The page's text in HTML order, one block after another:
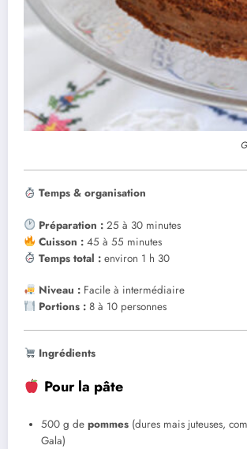
Temps & organisation
Préparation : 25 à 30 minutes
Cuisson : 45 à 55 minutes
Temps total : environ 1 h 30
Niveau : Facile à intermédiaire
Portions : 8 à 10 personnes
Ingrédients
Pour la pâte
500 g de pommes (dures mais juteuses,
Gala)